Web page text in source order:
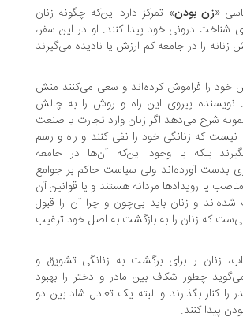
زن بودن» تمرکز دارد این‌که چگونه زنان
درونی خود پیدا کنند. او در این سفر،
را در جامعه کم ارزش یا نادیده می‌گیرند
فراموش کرده‌اند و سعی می‌کنند منش
پیروی این راه و روش را به چالش
می‌دهد اگر زنان وارد تجارت یا صنعت
زنانگی خود را نفی کنند و راه و رسم
با وجود این‌که آن‌ها در جامعه
آورده‌اند ولی سیاست حاکم بر جوامع
مردانه هستند و یا قوانین آن
زنان باید بی‌چون و چرا آن را قبول
زنان را به بازگشت به اصل خود ترغیب
را برای برگشت به زنانگی تشویق و
چطور شکاف بین مادر و دختر را بهبود
بگذارند و البته یک تعادل شاد بین دو
کنند.